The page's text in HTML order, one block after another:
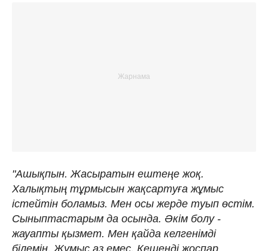
"Ашықпын. Жасыратын ештеңе жоқ.
Халықтың тұрмысын жақсартуға жұмыс
істейтін боламыз. Мен осы жерде туып өстім.
Сыныптастарым да осында. Әкім болу -
жауапты қызмет. Мен қайда келгенімді
білемін. Жұмыс аз емес. Кешенді жоспар